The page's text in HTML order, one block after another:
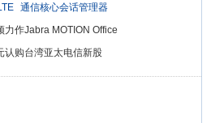
通信核心会话管理器
力作Jabra MOTION Office
认购台湾亚太电信新股